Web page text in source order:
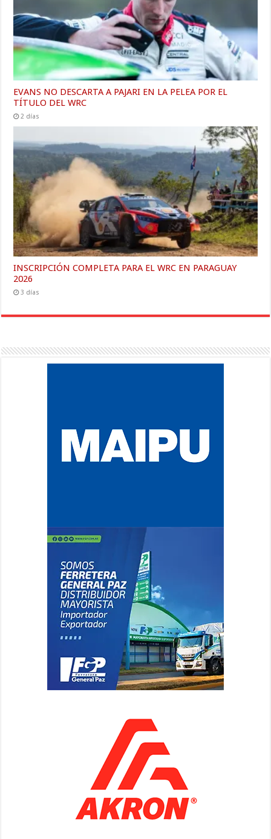
EVANS NO DESCARTA A PAJARI EN LA PELEA POR EL
TÍTULO DEL WRC
2 días
INSCRIPCIÓN COMPLETA PARA EL WRC EN PARAGUAY
2026
3 días